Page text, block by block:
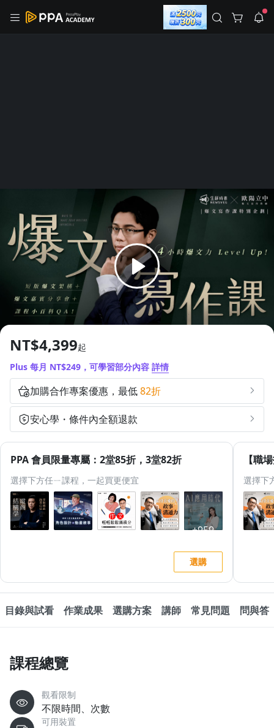
職場技能
【爆文寫作課】運用爆文思維，讓你的
靈感源源不絕！
4.99(87 則評價) 4,175 人學習 5,015 人追蹤
追蹤 分享
NT$4,399起
Plus 每月 NT$249，可學習部分內容 詳情
加購合作專案優惠，最低82折
安心學・條件內全額退款
PPA 會員限量專屬：2堂85折，3堂82折
選擇下方任ㄧ課程，一起買更便宜
選購
【職
選擇下
目錄與試看 作業成果 選購方案 講師 常見問題 問與答
課程總覽
觀看限制
不限時間、次數
可用裝置
2.0x
1.75x
1.5x
1.25x
1.0x
0.75x
沒有播放清單
去逛逛